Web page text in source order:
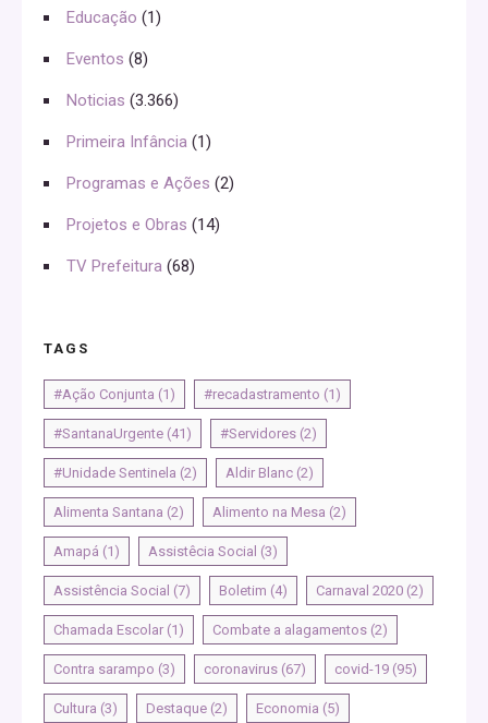
Educação (1)
Eventos (8)
Noticias (3.366)
Primeira Infância (1)
Programas e Ações (2)
Projetos e Obras (14)
TV Prefeitura (68)
TAGS
#Ação Conjunta (1) #recadastramento (1)
#SantanaUrgente (41) #Servidores (2)
#Unidade Sentinela (2) Aldir Blanc (2)
Alimenta Santana (2) Alimento na Mesa (2)
Amapá (1) Assistêcia Social (3)
Assistência Social (7) Boletim (4) Carnaval 2020 (2)
Chamada Escolar (1) Combate a alagamentos (2)
Contra sarampo (3) coronavirus (67) covid-19 (95)
Cultura (3) Destaque (2) Economia (5)